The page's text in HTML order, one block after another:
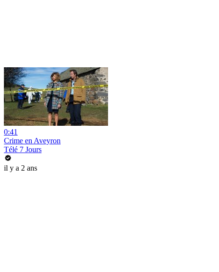
0:41
Crime en Aveyron
Télé 7 Jours
il y a 2 ans